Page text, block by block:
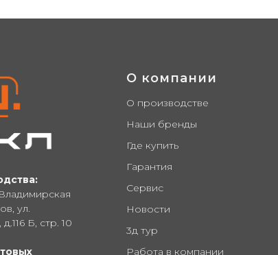
ул.
Б, стр. 10
О компании
О производстве
Наши бренды
Где купить
Гарантия
Сервис
Новости
3д тур
Работа в компании